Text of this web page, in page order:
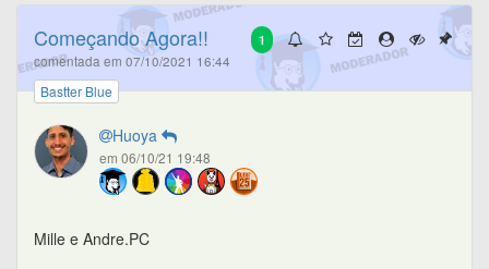
1
Começando Agora!!
comentada em 07/10/2021 16:44
Bastter Blue
Huoya
em 06/10/21 19:48
Mille e Andre.PC